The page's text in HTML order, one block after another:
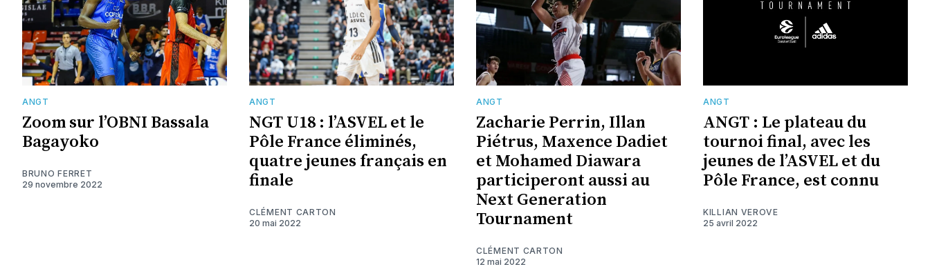
ANGT
Zoom sur l’OBNI Bassala
Bagayoko
BRUNO FERRET
29 novembre 2022
ANGT
NGT U18 : l’ASVEL et le
Pôle France éliminés,
quatre jeunes français en
finale
CLÉMENT CARTON
20 mai 2022
ANGT
Zacharie Perrin, Illan
Piétrus, Maxence Dadiet
et Mohamed Diawara
participeront aussi au
Next Generation
Tournament
CLÉMENT CARTON
12 mai 2022
ANGT
ANGT : Le plateau du
tournoi final, avec les
jeunes de l’ASVEL et du
Pôle France, est connu
KILLIAN VEROVE
25 avril 2022